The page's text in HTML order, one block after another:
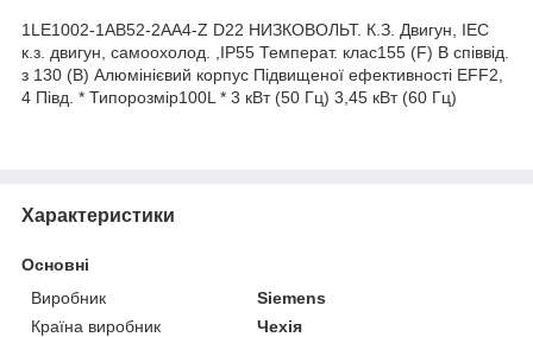
1LE1002-1AB52-2AA4-Z D22 НИЗКОВОЛЬТ. К.З. Двигун, IEC
к.з. двигун, самоохолод. ,IP55 Температ. клас155 (F) В співвід.
з 130 (B) Алюмінієвий корпус Підвищеної ефективності EFF2,
4 Півд. * Типорозмір100L * 3 кВт (50 Гц) 3,45 кВт (60 Гц)
Характеристики
Основні
Виробник
Siemens
Країна виробник
Чехія